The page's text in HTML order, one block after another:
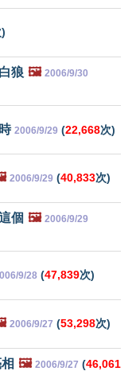
狼 🖼️ 2006/9/30
2006/9/29 (22,668次)
2006/9/29 (40,833次)
個 🖼️ 2006/9/29
9/28 (47,839次)
2006/9/27 (53,298次)
🖼️ 2006/9/27 (46,061